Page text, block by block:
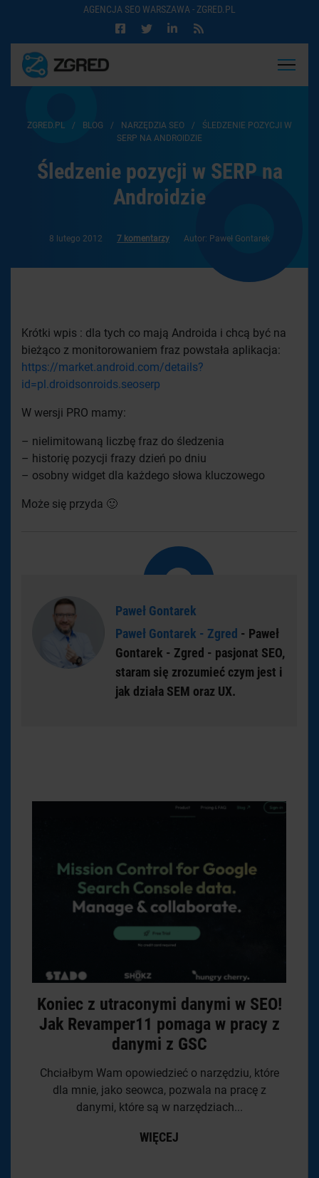
AGENCJA SEO WARSZAWA - ZGRED.PL
ZGRED.PL / BLOG / NARZĘDZIA SEO /
ŚLEDZENIE POZYCJI W
SERP NA ANDROIDZIE
Śledzenie pozycji w SERP na
Androidzie
8 lutego 2012 7 komentarzy Autor: Paweł Gontarek
Krótki wpis : dla tych co mają Androida i chcą być na
bieżąco z monitorowaniem fraz powstała aplikacja:
https://market.android.com/details?
id=pl.droidsonroids.seoserp
W wersji PRO mamy:
– nielimitowaną liczbę fraz do śledzenia
– historię pozycji frazy dzień po dniu
– osobny widget dla każdego słowa kluczowego
Może się przyda 🙂
Paweł Gontarek
Paweł Gontarek - Zgred - Paweł
Gontarek - Zgred - pasjonat SEO,
staram się zrozumieć czym jest i
jak działa SEM oraz UX.
Koniec z utraconymi danymi w SEO!
Jak Revamper11 pomaga w pracy z
danymi z GSC
Chciałbym Wam opowiedzieć o narzędziu, które
dla mnie, jako seowca, pozwala na pracę z
danymi, które są w narzędziach...
WIĘCEJ